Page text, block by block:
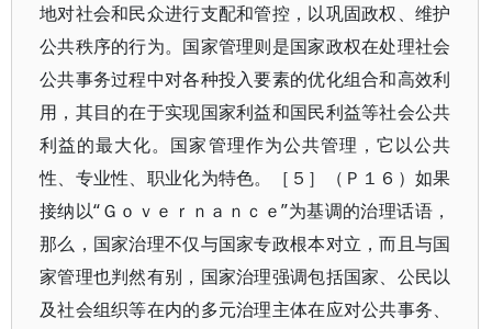
地对社会和民众进行支配和管控，以巩固政权、维护
公共秩序的行为。国家管理则是国家政权在处理社会
公共事务过程中对各种投入要素的优化组合和高效利
用，其目的在于实现国家利益和国民利益等社会公共
利益的最大化。国家管理作为公共管理，它以公共
性、专业性、职业化为特色。［５］（Ｐ１６）如果
接纳以“Ｇｏｖｅｒｎａｎｃｅ”为基调的治理话语，
那么，国家治理不仅与国家专政根本对立，而且与国
家管理也判然有别，国家治理强调包括国家、公民以
及社会组织等在内的多元治理主体在应对公共事务、